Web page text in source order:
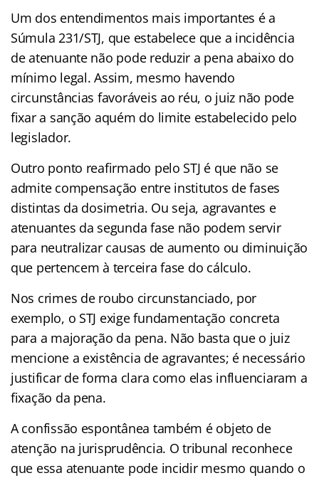
Um dos entendimentos mais importantes é a
Súmula 231/STJ, que estabelece que a incidência
de atenuante não pode reduzir a pena abaixo do
mínimo legal. Assim, mesmo havendo
circunstâncias favoráveis ao réu, o juiz não pode
fixar a sanção aquém do limite estabelecido pelo
legislador.
Outro ponto reafirmado pelo STJ é que não se
admite compensação entre institutos de fases
distintas da dosimetria. Ou seja, agravantes e
atenuantes da segunda fase não podem servir
para neutralizar causas de aumento ou diminuição
que pertencem à terceira fase do cálculo.
Nos crimes de roubo circunstanciado, por
exemplo, o STJ exige fundamentação concreta
para a majoração da pena. Não basta que o juiz
mencione a existência de agravantes; é necessário
justificar de forma clara como elas influenciaram a
fixação da pena.
A confissão espontânea também é objeto de
atenção na jurisprudência. O tribunal reconhece
que essa atenuante pode incidir mesmo quando o